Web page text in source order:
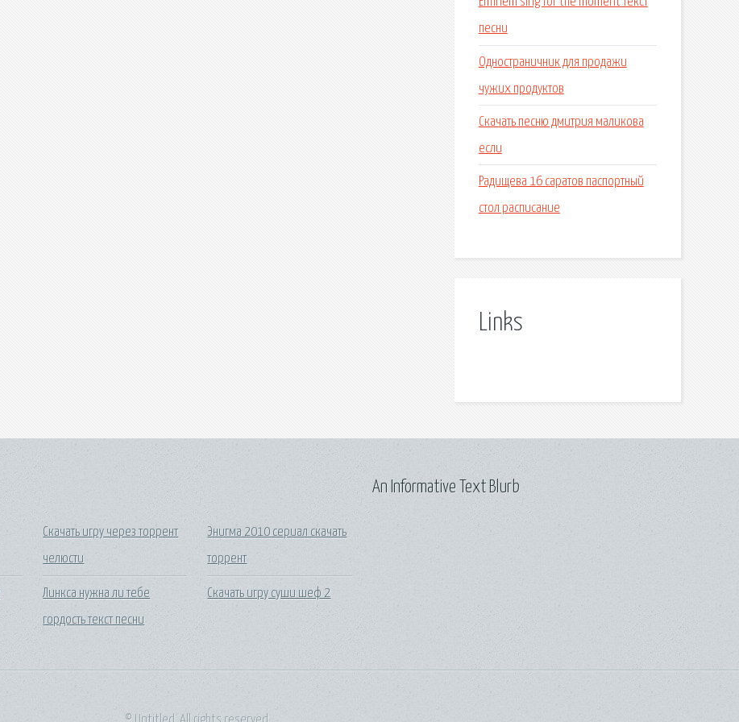
песни
Одностраничник для продажи
чужих продуктов
Скачать песню дмитрия маликова
если
Радищева 16 саратов паспортный
стол расписание
Links
Скачать игру через торрент
челюсти
Линкса нужна ли тебе
гордость текст песни
Энигма 2010 сериал скачать
торрент
Скачать игру суши шеф 2
An Informative Text Blurb